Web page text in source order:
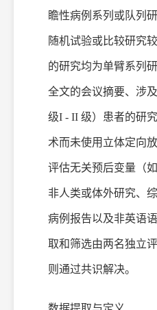
瞻性病例系列或队列
随机试验或比较研究
的研究均为单臂系列
全文的会议摘要、涉
级I - II 级）患者的研
术而未使用立体定向
评估无关预后变量（
非人类或体外研究、
病例报告以及非英语
取和筛选由两名独立
则通过共识解决。